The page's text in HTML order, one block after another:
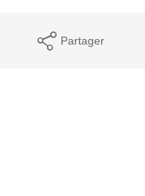
Partager